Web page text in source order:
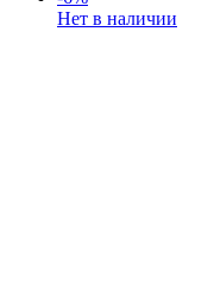
Нет в наличии